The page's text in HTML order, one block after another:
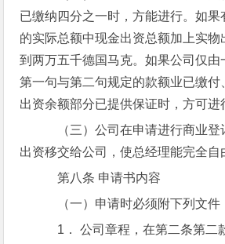
已缴纳四分之一时，方能进行。如果
的实际总额中现金出资总额加上实物
到两万五千德国马克。如果公司仅由
第一句与第二句规定的款额业已缴付
出资余额部分已提供保证时，方可进
（三）公司在申请进行商业登
出资移交给公司，使总经理能完全自
第八条 申请书内容
（一）申请时必须附下列文件
1． 公司章程，在第二条第二